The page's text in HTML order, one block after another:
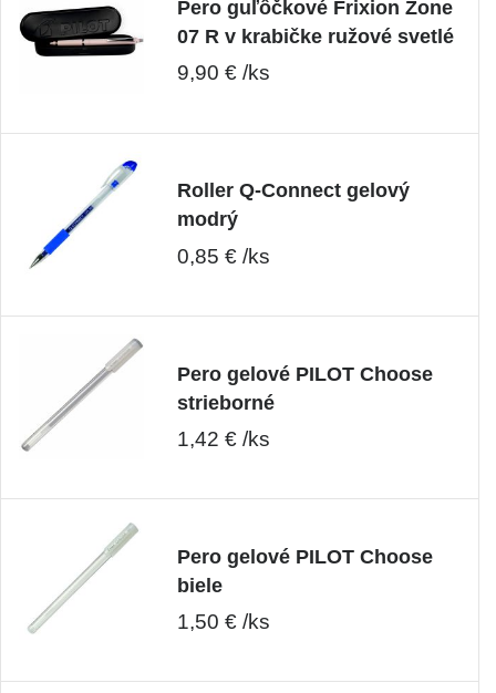
Pero guľôčkové Frixion Zone
07 R v krabičke ružové svetlé
9,90 € /ks
Roller Q-Connect gelový
modrý
0,85 € /ks
Pero gelové PILOT Choose
strieborné
1,42 € /ks
Pero gelové PILOT Choose
biele
1,50 € /ks